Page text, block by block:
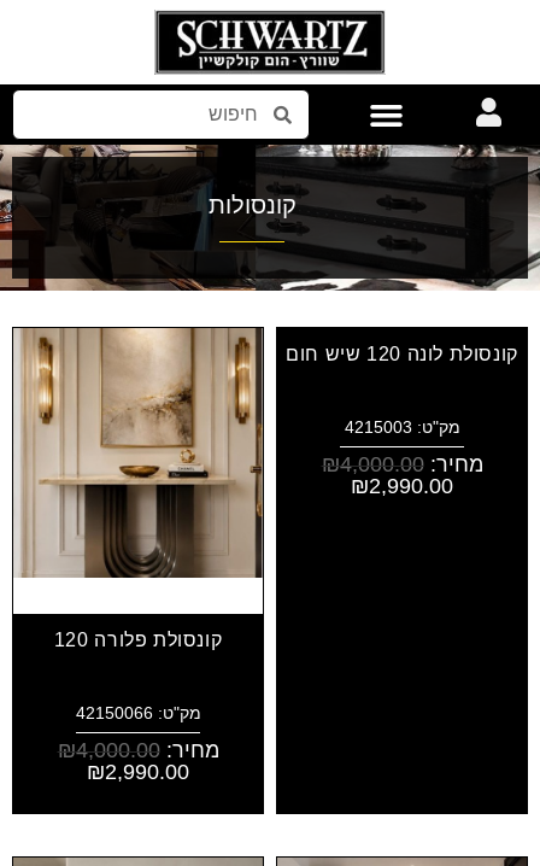
קונסולות
קונסולת לונה 120 שיש חום
מק"ט: 4215003
מחיר: ₪4,000.00
₪2,990.00
קונסולת פלורה 120
מק"ט: 42150066
מחיר: ₪4,000.00
₪2,990.00